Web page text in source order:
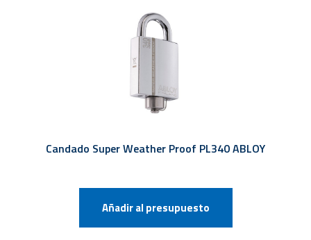
Candado Super Weather Proof PL340 ABLOY
Añadir al presupuesto